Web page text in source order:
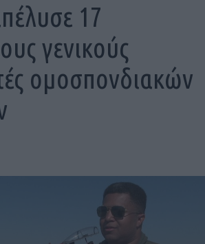
17
γενικούς
ομοσπονδιακών